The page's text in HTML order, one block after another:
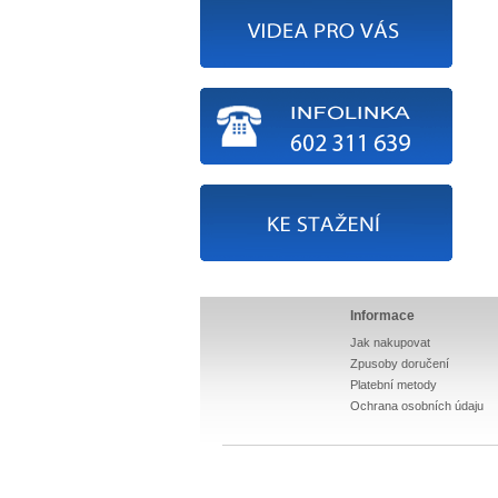
Informace
Jak nakupovat
Zpusoby doručení
Platební metody
Ochrana osobních údaju